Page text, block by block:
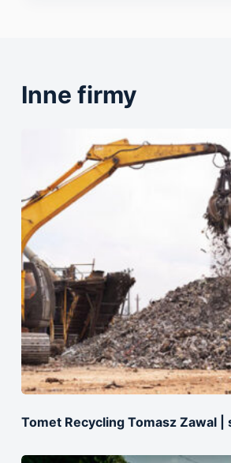
Inne firmy
Tomet Recycling Tomasz Zawal |